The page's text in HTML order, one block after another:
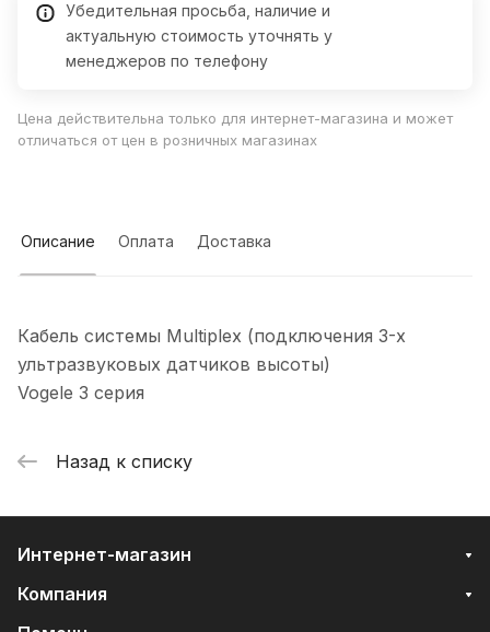
Убедительная просьба, наличие и
актуальную стоимость уточнять у
менеджеров по телефону
Цена действительна только для интернет-магазина и может
отличаться от цен в розничных магазинах
Описание Оплата Доставка
Кабель cиcтемы Мultiplех (подключения 3-x
ультрaзвуковых датчиков высоты)
Vogеlе 3 cepия
Назад к списку
Интернет-магазин
Компания